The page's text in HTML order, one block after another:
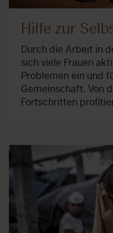
Hilfe zur
Durch die Arbeit in
sich viele Frauen
Problemen ein und
Gemeinschaft. Von
Fortschritten